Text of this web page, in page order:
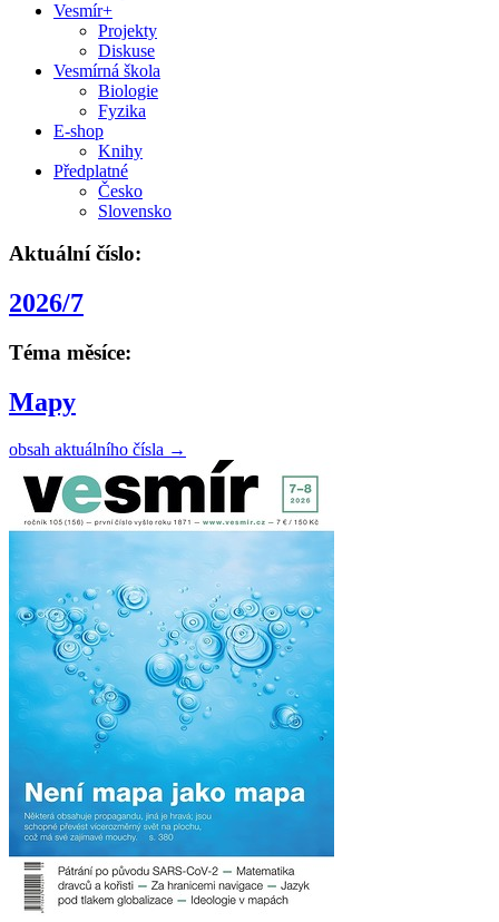
Vesmír+
Projekty
Diskuse
Vesmírná škola
Biologie
Fyzika
E-shop
Knihy
Předplatné
Česko
Slovensko
Aktuální číslo:
2026/7
Téma měsíce:
Mapy
obsah aktuálního čísla →